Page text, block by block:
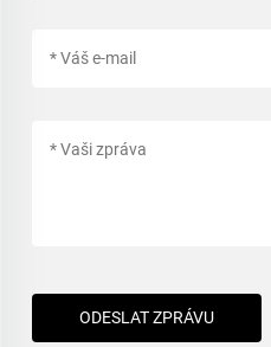
ODESLAT ZPRÁVU